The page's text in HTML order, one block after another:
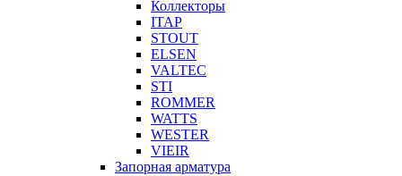
Коллекторы
ITAP
STOUT
ELSEN
VALTEC
STI
ROMMER
WATTS
WESTER
VIEIR
Запорная арматура